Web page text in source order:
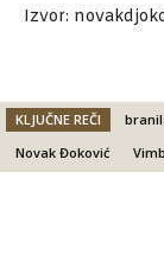
Izvor:
KLJUČNE REČI
Novak Đoković